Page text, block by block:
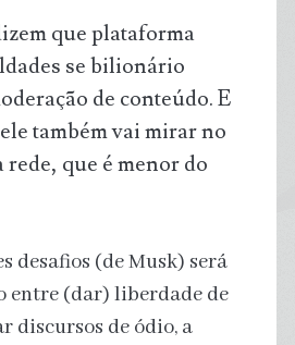
que plataforma
se bilionário
de conteúdo. E
também vai mirar no
rede, que é menor do
desafios (de Musk) será
(dar) liberdade de
discursos de ódio, a